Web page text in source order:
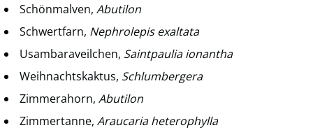
Schönmalven, Abutilon
Schwertfarn, Nephrolepis exaltata
Usambaraveilchen, Saintpaulia ionantha
Weihnachtskaktus, Schlumbergera
Zimmerahorn, Abutilon
Zimmertanne, Araucaria heterophylla